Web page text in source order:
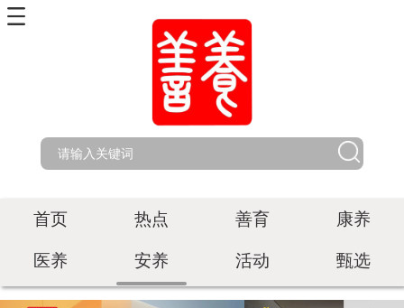
首页 热点 善育 康养
医养 安养 活动 甄选